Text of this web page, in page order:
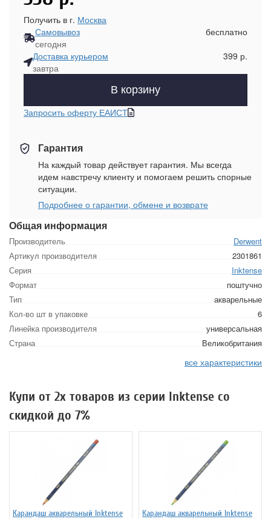
Общая информация
Производитель
Derwent
Артикул производителя
2301861
Серия
Inktense
Формат
поштучно
Тип
акварельные
Кол-во шт в упаковке
6
Линейка производителя
универсальная
Страна
Великобритания
все характеристики
Получить в г. Москва
Самовывоз
сегодня
бесплатно
Доставка курьером
завтра
399 р.
В корзину
Запросить оферту ЕАИСТ
Гарантия
На каждый товар действует гарантия. Мы всегда
идем навстречу клиенту и помогаем решить спорные
ситуации.
Подробнее о гарантии, обмене и возврате
Купи от 2х товаров из серии Inktense со
скидкой до 7%
Карандаш акварельный Inktense
Карандаш акварельный Inktense